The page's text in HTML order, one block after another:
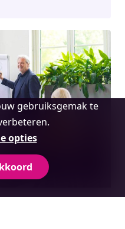
gebruiksgemak te
opties